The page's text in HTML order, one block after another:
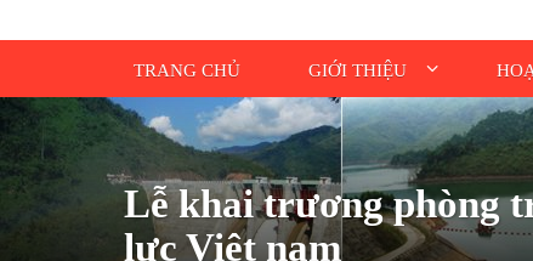
TRANG CHỦ GIỚI THIỆU
Lễ khai trương phòng
lực Việt nam